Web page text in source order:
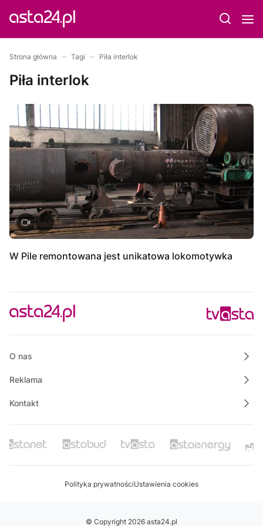
Strona główna Tagi Piła interlok
Piła interlok
W Pile remontowana jest unikatowa lokomotywka
O nas
Reklama
Kontakt
Polityka prywatnościUstawienia cookies
© Copyright 2026 asta24.pl